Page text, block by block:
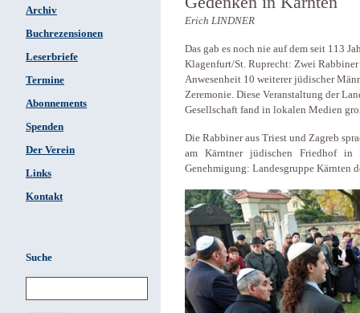
Archiv
Buchrezensionen
Leserbriefe
Termine
Abonnements
Spenden
Der Verein
Links
Kontakt
Suche
Erich LINDNER
Das gab es noch nie auf dem seit 113
Klagenfurt/St. Ruprecht: Zwei
Anwesenheit 10 weiterer jüdischer
Zeremonie. Diese Veranstaltung der
Gesellschaft fand in lokalen Medien
Die Rabbiner aus Triest und Zagreb
am Kärntner jüdischen Friedhof in
Genehmigung: Landesgruppe Kärnten